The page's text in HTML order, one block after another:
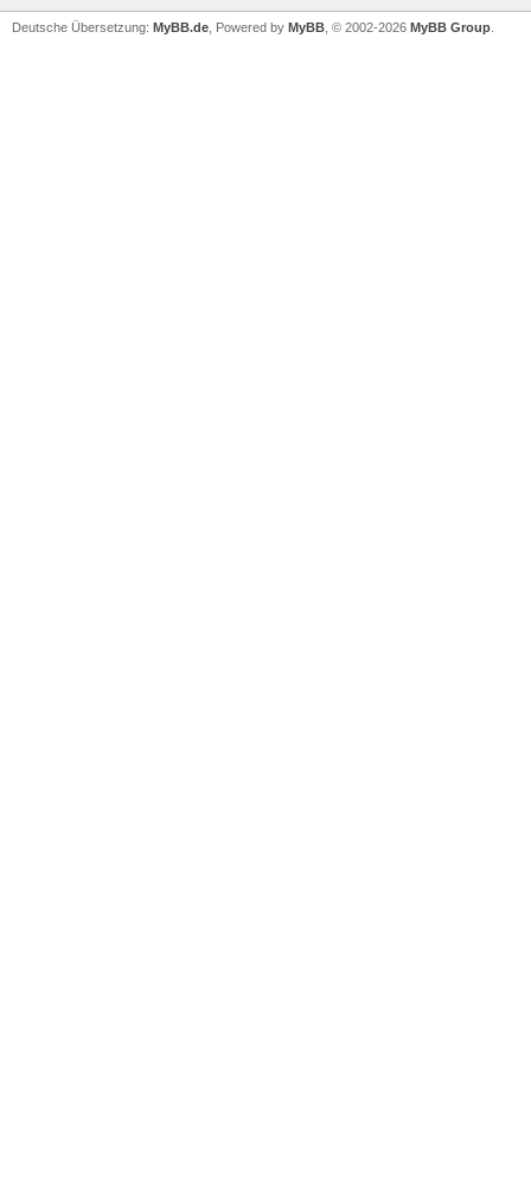
Deutsche Übersetzung: MyBB.de , Powered by MyBB , © 2002-2026 MyBB Group